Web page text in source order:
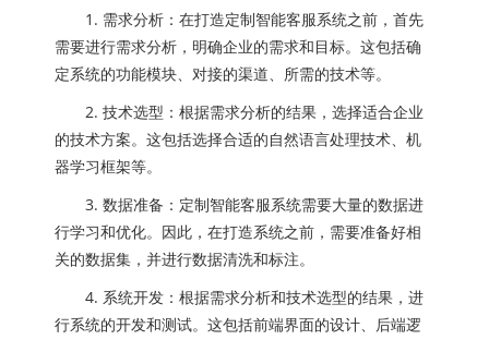
1. 需求分析：在打造定制智能客服系统之前，首先
需要进行需求分析，明确企业的需求和目标。这包括确
定系统的功能模块、对接的渠道、所需的技术等。
2. 技术选型：根据需求分析的结果，选择适合企业
的技术方案。这包括选择合适的自然语言处理技术、机
器学习框架等。
3. 数据准备：定制智能客服系统需要大量的数据进
行学习和优化。因此，在打造系统之前，需要准备好相
关的数据集，并进行数据清洗和标注。
4. 系统开发：根据需求分析和技术选型的结果，进
行系统的开发和测试。这包括前端界面的设计、后端逻